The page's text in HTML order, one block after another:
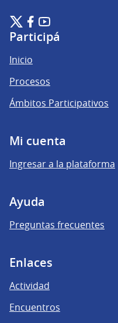
Plataforma de Participación
(Enlace externo)
Plataforma de
(Enlace externo)
Plataforma de
(Enlace externo)
Participá
Inicio
Procesos
Ámbitos Participativos
Mi cuenta
Ingresar a la plataforma
Ayuda
Preguntas frecuentes
Enlaces
Actividad
Encuentros